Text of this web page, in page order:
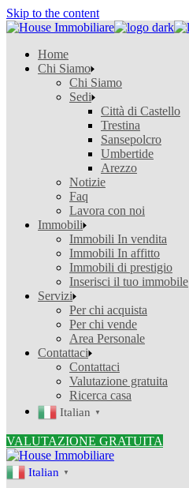
Skip to the content
Home
Chi Siamo
Chi Siamo
Sedi
Città di Castello
Trestina
Sansepolcro
Umbertide
Arezzo
Notizie
Faq
Lavora con noi
Immobili
Immobili In vendita
Immobili In affitto
Immobili di prestigio
Inserisci il tuo immobile
Servizi
Per chi acquista
Per chi vende
Area Personale
Contattaci
Contattaci
Valutazione gratuita
Ricerca casa
Italian ▼
VALUTAZIONE GRATUITA
Italian ▼